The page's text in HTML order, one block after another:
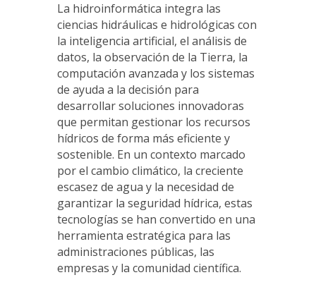
La hidroinformática integra las
ciencias hidráulicas e hidrológicas con
la inteligencia artificial, el análisis de
datos, la observación de la Tierra, la
computación avanzada y los sistemas
de ayuda a la decisión para
desarrollar soluciones innovadoras
que permitan gestionar los recursos
hídricos de forma más eficiente y
sostenible. En un contexto marcado
por el cambio climático, la creciente
escasez de agua y la necesidad de
garantizar la seguridad hídrica, estas
tecnologías se han convertido en una
herramienta estratégica para las
administraciones públicas, las
empresas y la comunidad científica.